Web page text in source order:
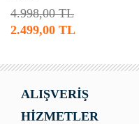
4.998,00 TL
2.499,00 TL
ALIŞVERİŞ
HİZMETLER